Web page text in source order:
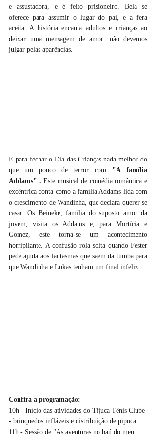
e assustadora, e é feito prisioneiro. Bela se
oferece para assumir o lugar do pai, e a fera
aceita. A história encanta adultos e crianças ao
deixar uma mensagem de amor: não devemos
julgar pelas aparências.
E para fechar o Dia das Crianças nada melhor do
que um pouco de terror com "A família
Addams" . Este musical de comédia romântica e
excêntrica conta como a família Addams lida com
o crescimento de Wandinha, que declara querer se
casar. Os Beineke, família do suposto amor da
jovem, visita os Addams e, para Mortícia e
Gomez, este torna-se um acontecimento
horripilante. A confusão rola solta quando Fester
pede ajuda aos fantasmas que saem da tumba para
que Wandinha e Lukas tenham um final infeliz.
Confira a programação:
10h - Início das atividades do Tijuca Tênis Clube
- brinquedos infláveis e distribuição de pipoca.
11h - Sessão de "As aventuras no baú do meu